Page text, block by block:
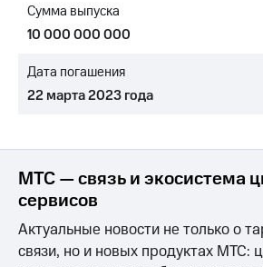
регионе
Корпоративное
управление
Раскрытие
Информация
акционерам
ПАО
"МТС"
Сумма выпуска
10 000 000 000
Дата погашения
22 марта 2023 года
МТС — связь и экосистема
сервисов
Актуальные новости не только о
связи, но и новых продуктах МТС: